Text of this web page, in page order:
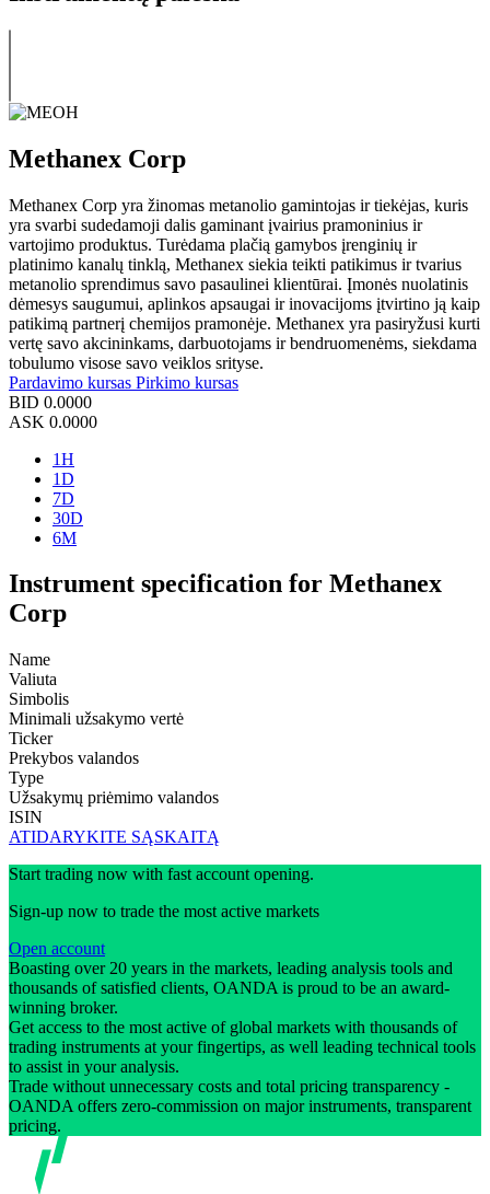
Methanex Corp
Methanex Corp yra žinomas metanolio gamintojas ir tiekėjas, kuris
yra svarbi sudedamoji dalis gaminant įvairius pramoninius ir
vartojimo produktus. Turėdama plačią gamybos įrenginių ir
platinimo kanalų tinklą, Methanex siekia teikti patikimus ir tvarius
metanolio sprendimus savo pasaulinei klientūrai. Įmonės nuolatinis
dėmesys saugumui, aplinkos apsaugai ir inovacijoms įtvirtino ją kaip
patikimą partnerį chemijos pramonėje. Methanex yra pasiryžusi kurti
vertę savo akcininkams, darbuotojams ir bendruomenėms, siekdama
tobulumo visose savo veiklos srityse.
Pardavimo kursas Pirkimo kursas
BID 0.0000
ASK 0.0000
1H
1D
7D
30D
6M
Instrument specification for Methanex
Corp
Name
Valiuta
Simbolis
Minimali užsakymo vertė
Ticker
Prekybos valandos
Type
Užsakymų priėmimo valandos
ISIN
ATIDARYKITE SĄSKAITĄ
Start trading now with fast account opening.
Sign-up now to trade the most active markets
Open account
Boasting over 20 years in the markets, leading analysis tools and
thousands of satisfied clients, OANDA is proud to be an award-
winning broker.
Get access to the most active of global markets with thousands of
trading instruments at your fingertips, as well leading technical tools
to assist in your analysis.
Trade without unnecessary costs and total pricing transparency -
OANDA offers zero-commission on major instruments, transparent
pricing.